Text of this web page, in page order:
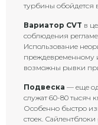
турбины обойдется
Вариатор CVT в
соблюдения
Использование
преждевременному
возможны рывки
Подвеска — еще
служат 60-80 тысяч
Особенно быстро
стоек.